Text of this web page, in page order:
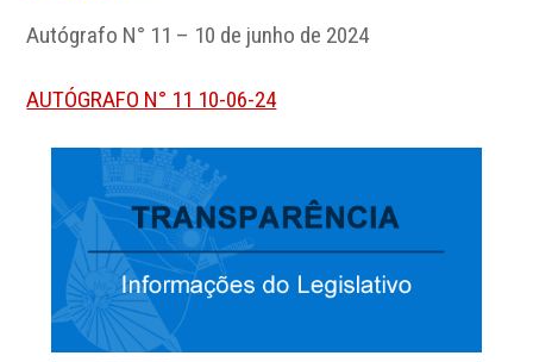
Autógrafo N° 11 – 10 de junho de 2024
AUTÓGRAFO N° 11 10-06-24